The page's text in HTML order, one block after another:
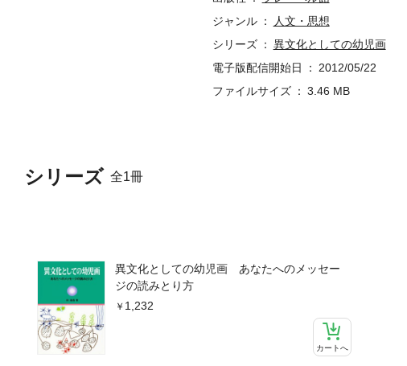
シリーズ 全1冊
異文化としての幼児画 あなたへのメッセー
ジの読みとり方
1,232
カートへ
ジャンル
人文・思想
シリーズ
異文化としての幼児画
電子版配信開始日
2012/05/22
ファイルサイズ
3.46 MB